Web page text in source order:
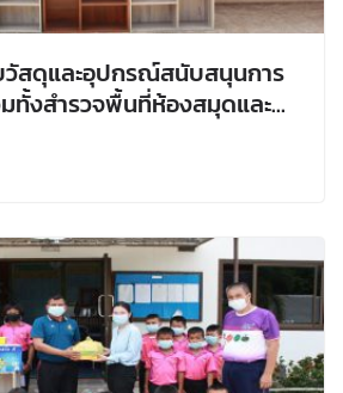
สดุและอุปกรณ์สนับสนุนการ
ทั้งสำรวจพื้นที่ห้องสมุดและ
เบิล รร.ตชด.บ้านห้วยเป้า และ